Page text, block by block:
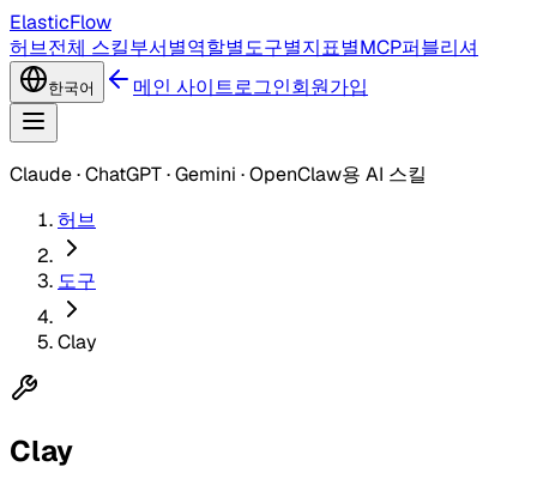
ElasticFlow
허브전체 스킬부서별역할별도구별지표별MCP퍼블리셔
한국어 메인 사이트로그인회원가입
Claude · ChatGPT · Gemini · OpenClaw용 AI 스킬
허브
도구
Clay
Clay